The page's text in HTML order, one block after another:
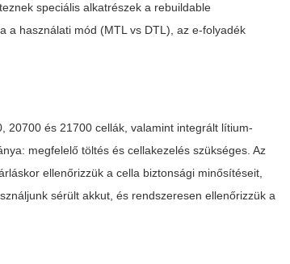
speciális alkatrészek a rebuildable
a használati mód (MTL vs DTL), az e-folyadék
20700 és 21700 cellák, valamint integrált lítium-
megfelelő töltés és cellakezelés szükséges. Az
ellenőrizzük a cella biztonsági minősítéseit,
sérült akkut, és rendszeresen ellenőrizzük a